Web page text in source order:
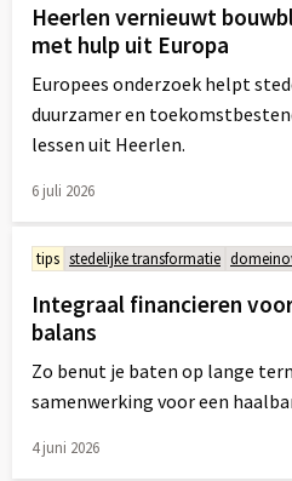
Heerlen vernieuwt
met hulp uit Europa
Europees onderzoek helpt
duurzamer en
lessen uit Heerlen.
6 juli 2026
meer
over
tips stedelijke transformatie
Integraal financieren
balans
Zo benut je baten op lange
samenwerking voor een
4 juni 2026